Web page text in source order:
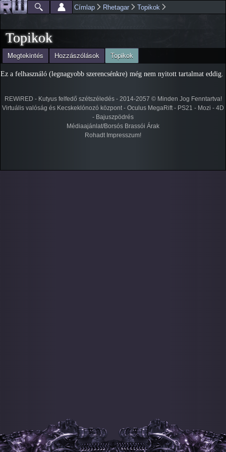
Ugrás a
tartalomra
Főmenü
Jelenlegi hely
Címlap Rhetagar Topikok
Topikok
Elsődleges fülek
Megtekintés Hozzászólások Topikok
(aktív fül)
Ez a felhasználó (legnagyobb szerencsénkre) még nem nyitott tartalmat eddig.
REWiRED - Kutyus felfedő szétszéledés - 2014-2057 © Minden Jog Fenntartva!
Virtuális valóság és Kecskeklónozó központ - Oculus MegaRift - PS21 - Mozi - 4D
- Bajuszpödrés
Médiaajánlat/Borsós Brassói Árak
Rohadt Impresszum!